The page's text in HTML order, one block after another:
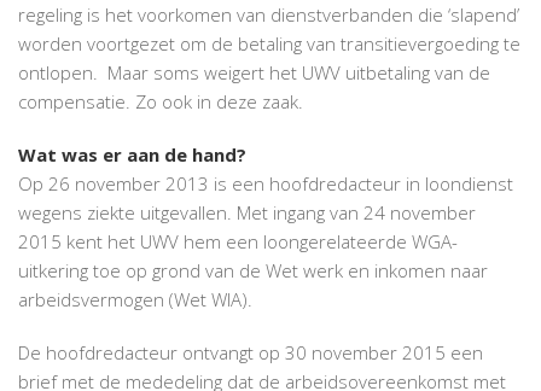
regeling is het voorkomen van dienstverbanden die ‘slapend’
worden voortgezet om de betaling van transitievergoeding te
ontlopen. Maar soms weigert het UWV uitbetaling van de
compensatie. Zo ook in deze zaak.
Wat was er aan de hand?
Op 26 november 2013 is een hoofdredacteur in loondienst
wegens ziekte uitgevallen. Met ingang van 24 november
2015 kent het UWV hem een loongerelateerde WGA-
uitkering toe op grond van de Wet werk en inkomen naar
arbeidsvermogen (Wet WIA).
De hoofdredacteur ontvangt op 30 november 2015 een
brief met de mededeling dat de arbeidsovereenkomst met